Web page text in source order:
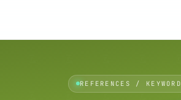
REFERENCES / KEYWORD